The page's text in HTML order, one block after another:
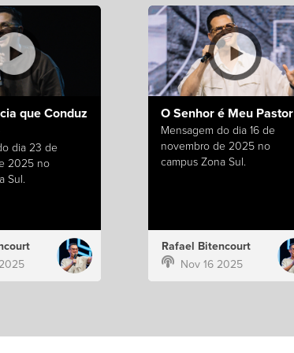
que Conduz
dia 23 de
2025 no
Sul.
O Senhor é Meu Pastor
Mensagem do dia 16 de
novembro de 2025 no
campus Zona Sul.
Rafael Bitencourt
Nov 16 2025